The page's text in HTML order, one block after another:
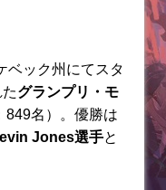
ベック州にてスタ
グランプリ・モ
849名）。優勝は
Jones選手と